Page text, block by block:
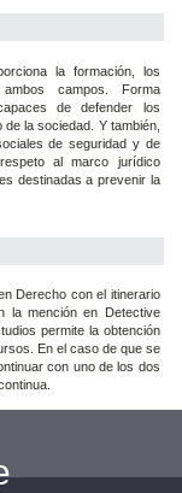
la formación, los
campos. Forma
de defender los
la sociedad. Y también,
de seguridad y de
al marco jurídico
destinadas a prevenir la
Derecho con el itinerario
la mención en Detective
permite la obtención
En el caso de que se
con uno de los dos